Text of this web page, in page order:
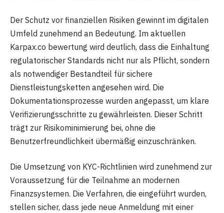
Der Schutz vor finanziellen Risiken gewinnt im digitalen
Umfeld zunehmend an Bedeutung. Im aktuellen
Karpax.co bewertung wird deutlich, dass die Einhaltung
regulatorischer Standards nicht nur als Pflicht, sondern
als notwendiger Bestandteil für sichere
Dienstleistungsketten angesehen wird. Die
Dokumentationsprozesse wurden angepasst, um klare
Verifizierungsschritte zu gewährleisten. Dieser Schritt
trägt zur Risikominimierung bei, ohne die
Benutzerfreundlichkeit übermäßig einzuschränken.
Die Umsetzung von KYC-Richtlinien wird zunehmend zur
Voraussetzung für die Teilnahme an modernen
Finanzsystemen. Die Verfahren, die eingeführt wurden,
stellen sicher, dass jede neue Anmeldung mit einer